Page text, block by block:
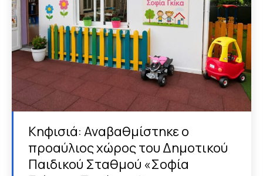
Κηφισιά: Αναβαθμίστηκε ο
προαύλιος χώρος του Δημοτικού
Παιδικού Σταθμού «Σοφία